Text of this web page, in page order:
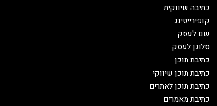
כתיבה שיווקית
קופירייטינג
שם לעסק
סלוגן לעסק
כתיבת תוכן
כתיבת תוכן שיווקי
כתיבת תוכן לאתרים
כתיבת מאמרים